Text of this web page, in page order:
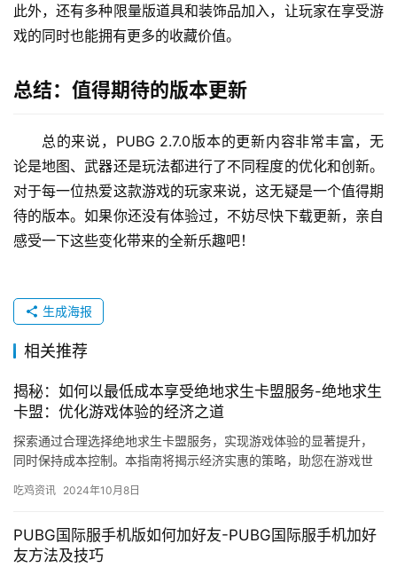
此外，还有多种限量版道具和装饰品加入，让玩家在享受游
戏的同时也能拥有更多的收藏价值。
总结：值得期待的版本更新
总的来说，PUBG 2.7.0版本的更新内容非常丰富，无
论是地图、武器还是玩法都进行了不同程度的优化和创新。
对于每一位热爱这款游戏的玩家来说，这无疑是一个值得期
待的版本。如果你还没有体验过，不妨尽快下载更新，亲自
感受一下这些变化带来的全新乐趣吧！
生成海报
相关推荐
揭秘：如何以最低成本享受绝地求生卡盟服务-绝地求生
卡盟：优化游戏体验的经济之道
探索通过合理选择绝地求生卡盟服务，实现游戏体验的显著提升，
同时保持成本控制。本指南将揭示经济实惠的策略，助您在游戏世
吃鸡资讯 2024年10月8日
PUBG国际服手机版如何加好友-PUBG国际服手机加好
友方法及技巧